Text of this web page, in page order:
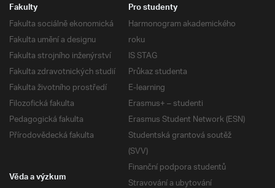
Fakulty
Fakulta sociálně ekonomická
Fakulta umění a designu
Fakulta strojního inženýrství
Fakulta zdravotnických studií
Fakulta životního prostředí
Filozofická fakulta
Pedagogická fakulta
Přírodovědecká fakulta
Pro studenty
Harmonogram akademického
roku
IS STAG
Průkaz studenta
E-learning
Erasmus+ – studenti
Erasmus Student Network (ESN)
Studentská grantová soutěž
(SVV)
Finanční podpora studentů
Stravování a ubytování
Věda a výzkum